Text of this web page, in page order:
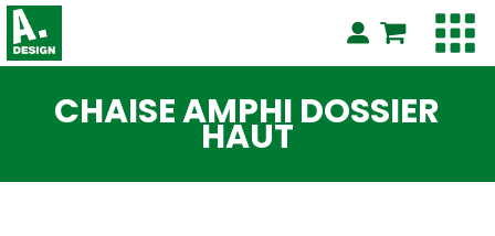
CHAISE AMPHI DOSSIER
HAUT